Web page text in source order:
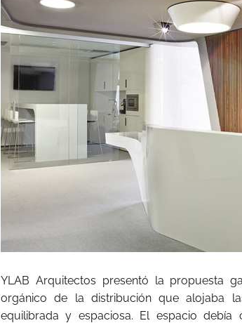
YLAB Arquitectos presentó la propuesta
orgánico de la distribución que alojaba
equilibrada y espaciosa. El espacio debía